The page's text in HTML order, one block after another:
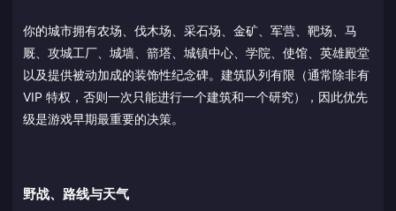
你的城市拥有农场、伐木场、采石场、金矿、军营、靶场、马
厩、攻城工厂、城墙、箭塔、城镇中心、学院、使馆、英雄殿堂
以及提供被动加成的装饰性纪念碑。建筑队列有限（通常除非有
VIP 特权，否则一次只能进行一个建筑和一个研究），因此优先
级是游戏早期最重要的决策。
野战、路线与天气